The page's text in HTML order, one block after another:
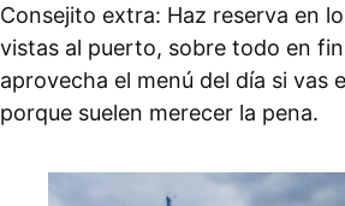
Consejito extra: Haz reserva en
vistas al puerto, sobre todo en
aprovecha el menú del día si vas
porque suelen merecer la pena.